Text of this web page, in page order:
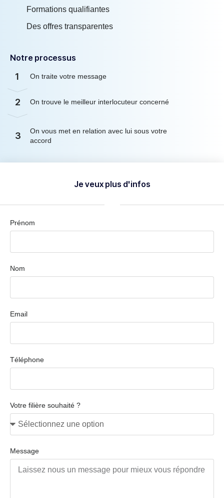
Formations qualifiantes
Des offres transparentes
Notre processus
1 On traite votre message
2 On trouve le meilleur interlocuteur concerné
3
On vous met en relation avec lui sous votre
accord
Je veux plus d'infos
Prénom
Nom
Email
Téléphone
Votre filière souhaité ?
Message